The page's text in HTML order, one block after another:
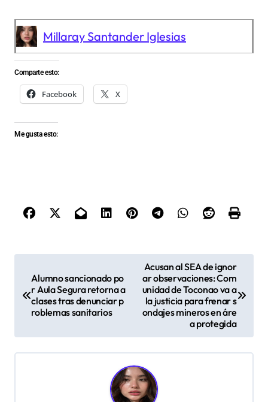
Millaray Santander Iglesias
Comparte esto:
Facebook X
Me gusta esto:
g
Alumno sancionado po
r Aula Segura retorna a
clases tras denunciar p
roblemas sanitarios
Acusan al SEA de ignor
ar observaciones: Com
unidad de Toconao va a
la justicia para frenar s
ondajes mineros en áre
a protegida